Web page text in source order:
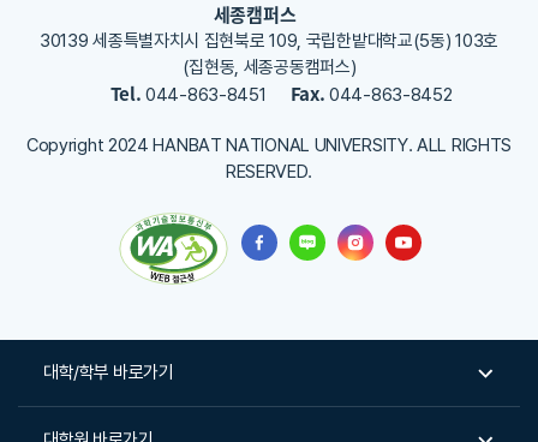
세종캠퍼스
30139 세종특별자치시 집현북로 109, 국립한밭대학교(5동) 103호
(집현동, 세종공동캠퍼스)
Tel.044-863-8451 Fax. 044-863-8452
Copyright 2024 HANBAT NATIONAL UNIVERSITY. ALL RIGHTS
RESERVED.
대학/학부 바로가기